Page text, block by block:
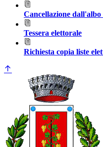
Cancellazione
Tessera elettorale
Richiesta copia liste